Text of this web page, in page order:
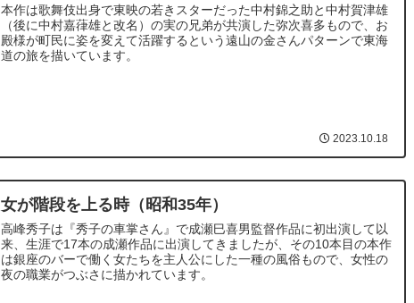
本作は歌舞伎出身で東映の若きスターだった中村錦之助と中村賀津雄
（後に中村嘉葎雄と改名）の実の兄弟が共演した弥次喜多もので、お
殿様が町民に姿を変えて活躍するという遠山の金さんパターンで東海
道の旅を描いています。
2023.10.18
女が階段を上る時（昭和35年）
高峰秀子は『秀子の車掌さん』で成瀬巳喜男監督作品に初出演して以
来、生涯で17本の成瀬作品に出演してきましたが、その10本目の本作
は銀座のバーで働く女たちを主人公にした一種の風俗もので、女性の
夜の職業がつぶさに描かれています。